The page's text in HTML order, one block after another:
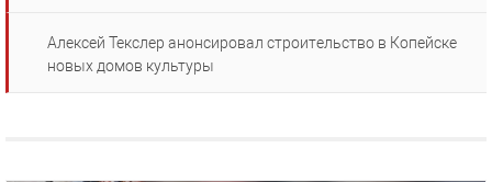
Алексей Текслер анонсировал строительство в Копейске
новых домов культуры